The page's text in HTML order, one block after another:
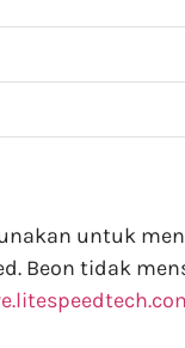
untuk
Beon tidak